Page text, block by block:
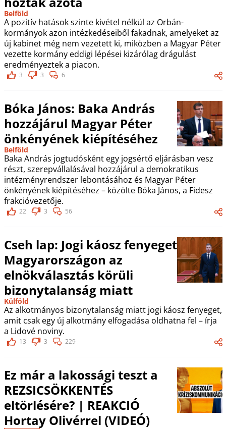
Belföld
A pozitív hatások szinte kivétel nélkül az Orbán-
kormányok azon intézkedéseiből fakadnak, amelyeket az
új kabinet még nem vezetett ki, miközben a Magyar Péter
vezette kormány eddigi lépései kizárólag drágulást
eredményeztek a piacon.
3 3 6
Bóka János: Baka András
hozzájárul Magyar Péter
önkényének kiépítéséhez
Belföld
Baka András jogtudósként egy jogsértő eljárásban vesz
részt, szerepvállalásával hozzájárul a demokratikus
intézményrendszer lebontásához és Magyar Péter
önkényének kiépítéséhez – közölte Bóka János, a Fidesz
frakcióvezetője.
22 3 56
Cseh lap: Jogi káosz fenyeget
Magyarországon az
elnökválasztás körüli
bizonytalanság miatt
Külföld
Az alkotmányos bizonytalanság miatt jogi káosz fenyeget,
amit csak egy új alkotmány elfogadása oldhatna fel – írja
a Lidové noviny.
13 3 229
Ez már a lakossági teszt a
REZSICSÖKKENTÉS
eltörlésére? | REAKCIÓ
Hortay Olivérrel (VIDEÓ)